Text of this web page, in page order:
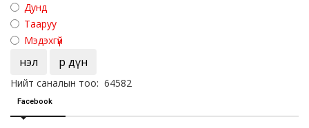
Дунд
Тааруу
Мэдэхгүй
Үнэл Үр дүн
Нийт саналын тоо: 64582
Facebook